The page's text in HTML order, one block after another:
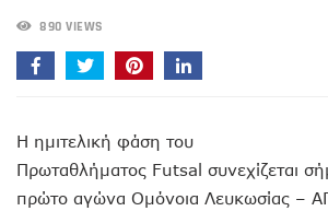
890 VIEWS
Η ημιτελική φάση του
Πρωταθλήματος Futsal συνεχίζεται
πρώτο αγώνα Ομόνοια Λευκωσίας –